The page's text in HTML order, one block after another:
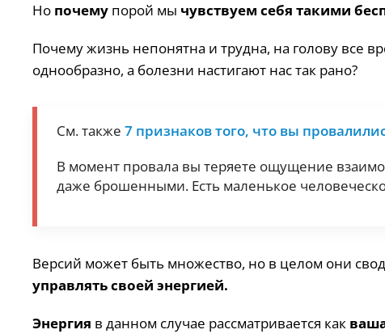
Но почему порой мы чувствуем себя такими
Почему жизнь непонятна и трудна, на голову все
однообразно, а болезни настигают нас так рано?
См. также 7 признаков того, что вы
В момент провала вы теряете ощущение
даже брошенными. Есть маленькое
Версий может быть множество, но в целом они
управлять своей энергией.
Энергия в данном случае рассматривается как